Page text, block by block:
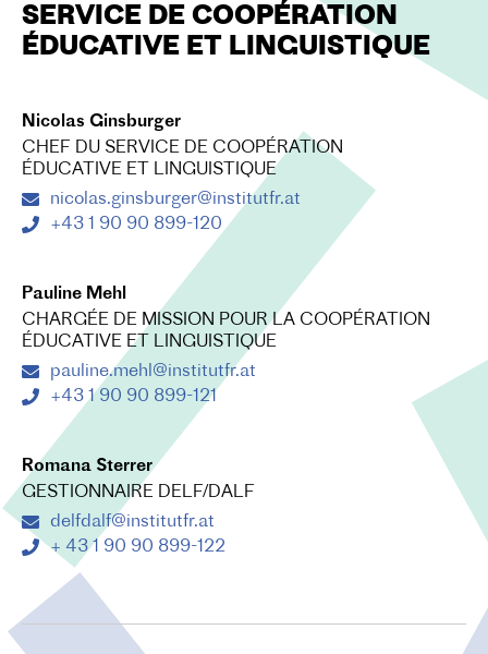
SERVICE DE COOPÉRATION
ÉDUCATIVE ET LINGUISTIQUE
Nicolas Ginsburger
CHEF DU SERVICE DE COOPÉRATION
ÉDUCATIVE ET LINGUISTIQUE
nicolas.ginsburger@institutfr.at
+43 1 90 90 899-120
Pauline Mehl
CHARGÉE DE MISSION POUR LA COOPÉRATION
ÉDUCATIVE ET LINGUISTIQUE
pauline.mehl@institutfr.at
+43 1 90 90 899-121
Romana Sterrer
GESTIONNAIRE DELF/DALF
delfdalf@institutfr.at
+ 43 1 90 90 899-122